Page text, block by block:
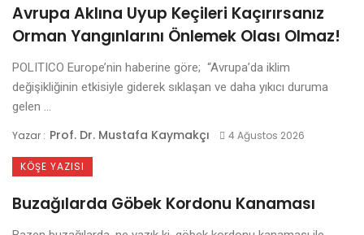
Avrupa Aklına Uyup Keçileri Kaçırırsanız
Orman Yangınlarını Önlemek Olası Olmaz!
POLITICO Europe’nin haberine göre; “Avrupa’da iklim
değişikliğinin etkisiyle giderek sıklaşan ve daha yıkıcı duruma
gelen ...
Yazar : Prof. Dr. Mustafa Kaymakçı 4 Ağustos 2026
KÖŞE YAZISI
Buzağılarda Göbek Kordonu Kanaması